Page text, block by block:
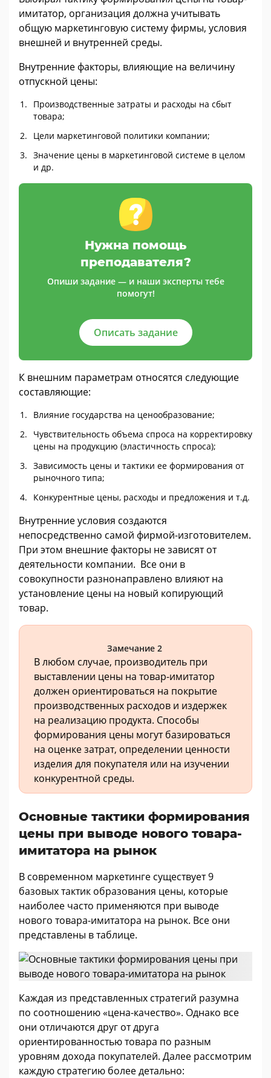
имитатор, организация должна учитывать
общую маркетинговую систему фирмы, условия
внешней и внутренней среды.
Внутренние факторы, влияющие на величину
отпускной цены:
Производственные затраты и расходы на сбыт
товара;
Цели маркетинговой политики компании;
Значение цены в маркетинговой системе в целом
и др.
Нужна помощь
преподавателя?
Опиши задание — и наши эксперты тебе
помогут!
Описать задание
К внешним параметрам относятся следующие
составляющие:
Влияние государства на ценообразование;
Чувствительность объема спроса на корректировку
цены на продукцию (эластичность спроса);
Зависимость цены и тактики ее формирования от
рыночного типа;
Конкурентные цены, расходы и предложения и т.д.
Внутренние условия создаются
непосредственно самой фирмой-изготовителем.
При этом внешние факторы не зависят от
деятельности компании. Все они в
совокупности разнонаправлено влияют на
установление цены на новый копирующий
товар.
Замечание 2
В любом случае, производитель при
выставлении цены на товар-имитатор
должен ориентироваться на покрытие
производственных расходов и издержек
на реализацию продукта. Способы
формирования цены могут базироваться
на оценке затрат, определении ценности
изделия для покупателя или на изучении
конкурентной среды.
Основные тактики формирования
цены при выводе нового товара-
имитатора на рынок
В современном маркетинге существует 9
базовых тактик образования цены, которые
наиболее часто применяются при выводе
нового товара-имитатора на рынок. Все они
представлены в таблице.
Каждая из представленных стратегий разумна
по соотношению «цена-качество». Однако все
они отличаются друг от друга
ориентированностью товара по разным
уровням дохода покупателей. Далее рассмотрим
каждую стратегию более детально: